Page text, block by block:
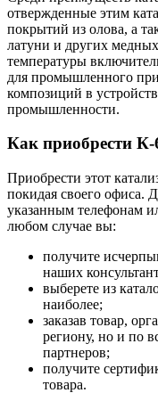
отвержденные этим
покрытий из олова, а
латуни и других
температуры
для промышленного
композиций в
промышленности.
Как приобрести
Приобрести этот
покидая своего офиса.
указанным телефонам
любом случае вы:
получите
наших
выберете из
наиболее;
заказав товар,
региону, но и по
партнеров;
получите
товара.